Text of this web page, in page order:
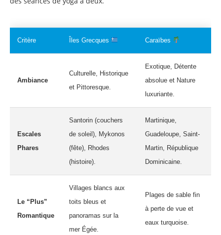
Critère Îles Grecques Caraïbes
Ambiance
Culturelle, Historique
et Pittoresque.
Exotique, Détente
absolue et Nature
luxuriante.
Escales
Phares
Santorin (couchers
de soleil), Mykonos
(fête), Rhodes
(histoire).
Martinique,
Guadeloupe, Saint-
Martin, République
Dominicaine.
Le “Plus”
Romantique
Villages blancs aux
toits bleus et
panoramas sur la
mer Égée.
Plages de sable fin
à perte de vue et
eaux turquoise.